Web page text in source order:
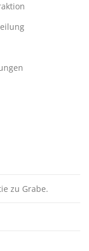
zu Grabe.